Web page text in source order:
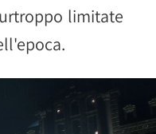
limitate